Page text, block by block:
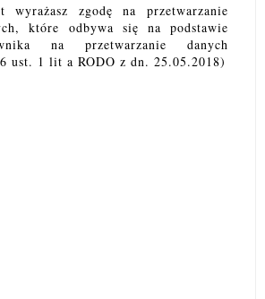
wyrażasz zgodę na przetwarzanie
które odbywa się na podstawie
na przetwarzanie danych
ust. 1 lit a RODO z dn. 25.05.2018)